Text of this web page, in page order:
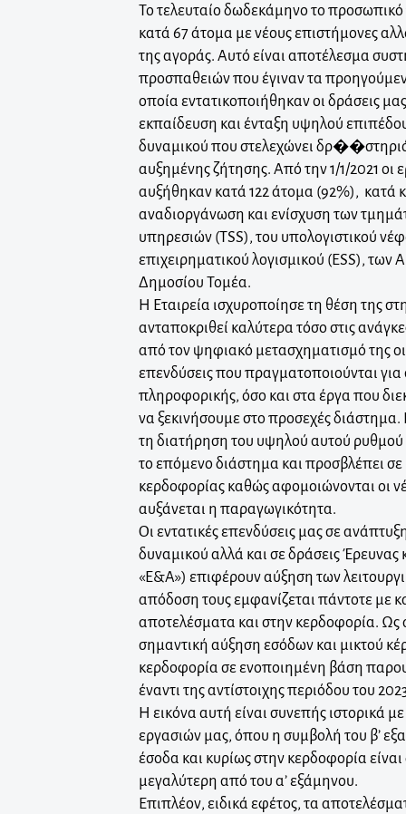
Το τελευταίο δωδεκάμηνο το
κατά 67 άτομα με νέους επιστήμονες
της αγοράς. Αυτό είναι αποτέλεσμα
προσπαθειών που έγιναν τα
οποία εντατικοποιήθηκαν οι δράσεις
εκπαίδευση και ένταξη υψηλού
δυναμικού που στελεχώνει
αυξημένης ζήτησης. Από την 1/1/2021 οι
αυξήθηκαν κατά 122 άτομα (92%), κατά
αναδιοργάνωση και ενίσχυση των
υπηρεσιών (TSS), του υπολογιστικού
επιχειρηματικού λογισμικού (ESS), των
Δημοσίου Τομέα.
Η Εταιρεία ισχυροποίησε τη θέση της
ανταποκριθεί καλύτερα τόσο στις
από τον ψηφιακό μετασχηματισμό της
επενδύσεις που πραγματοποιούνται
πληροφορικής, όσο και στα έργα που
να ξεκινήσουμε στο προσεχές διάστημα.
τη διατήρηση του υψηλού αυτού ρυθμού
το επόμενο διάστημα και προσβλέπει σε
κερδοφορίας καθώς αφομοιώνονται οι
αυξάνεται η παραγωγικότητα.
Οι εντατικές επενδύσεις μας σε
δυναμικού αλλά και σε δράσεις
«Ε&Α») επιφέρουν αύξηση των
απόδοση τους εμφανίζεται πάντοτε με
αποτελέσματα και στην κερδοφορία.
σημαντική αύξηση εσόδων και μικτού
κερδοφορία σε ενοποιημένη βάση
έναντι της αντίστοιχης περιόδου του
Η εικόνα αυτή είναι συνεπής ιστορικά
εργασιών μας, όπου η συμβολή του β’
έσοδα και κυρίως στην κερδοφορία
μεγαλύτερη από του α’ εξάμηνου.
Επιπλέον, ειδικά εφέτος, τα